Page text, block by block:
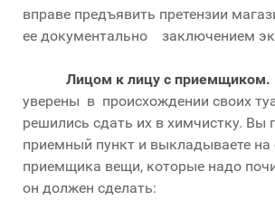
вправе предъявить претензии
ее документально заключением
Лицом к лицу с приемщиком.
уверены в происхождении своих
решились сдать их в химчистку. Вы
приемный пункт и выкладываете на
приемщика вещи, которые надо
он должен сделать: